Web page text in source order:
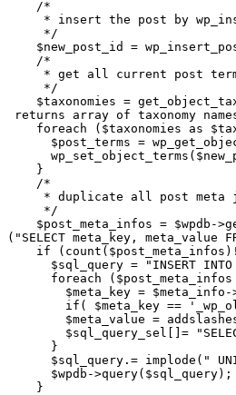
    /*
* insert the post by
     */
$new_post_id =
    /*
* get all current post
     */
$taxonomies =
returns array of taxonomy
foreach ($taxonomies as
$post_terms =
    }
    /*
* duplicate all post meta
     */
$post_meta_infos = $wpdb-
("SELECT meta_key, meta_value
if
$sql_query = "INSERT
foreach ($post_meta_infos
$meta_key = $meta_info-
if( $meta_key ==
$meta_value =
$sql_query_sel[]=
      }
$sql_query.= implode("
      $wpdb->query($sql_query);
    }